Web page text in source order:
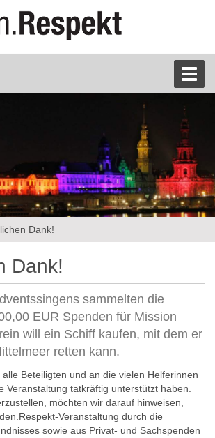
Dank!
Dank!
sammelten die
EUR Spenden für Mission
will ein Schiff kaufen, mit dem er
retten kann.
Beteiligten und an die vielen Helferinnen
Veranstaltung tatkräftig unterstützt haben.
möchten wir darauf hinweisen,
Veranstaltung durch die
sowie aus Privat- und Sachspenden